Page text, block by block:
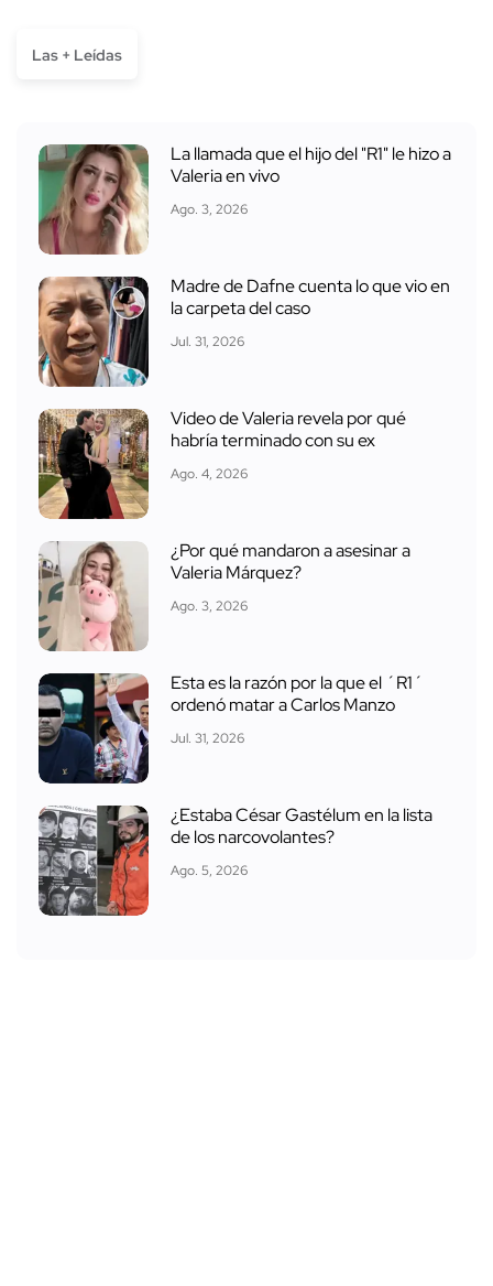
Las + Leídas
La llamada que el hijo del "R1" le hizo a
Valeria en vivo
Ago. 3, 2026
Madre de Dafne cuenta lo que vio en
la carpeta del caso
Jul. 31, 2026
Video de Valeria revela por qué
habría terminado con su ex
Ago. 4, 2026
¿Por qué mandaron a asesinar a
Valeria Márquez?
Ago. 3, 2026
Esta es la razón por la que el ´R1´
ordenó matar a Carlos Manzo
Jul. 31, 2026
¿Estaba César Gastélum en la lista
de los narcovolantes?
Ago. 5, 2026